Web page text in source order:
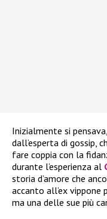
Inizialmente si
dall’esperta di gossip,
fare coppia con la
durante l’esperienza al
storia d’amore che
accanto all’ex vippone
ma una delle sue più